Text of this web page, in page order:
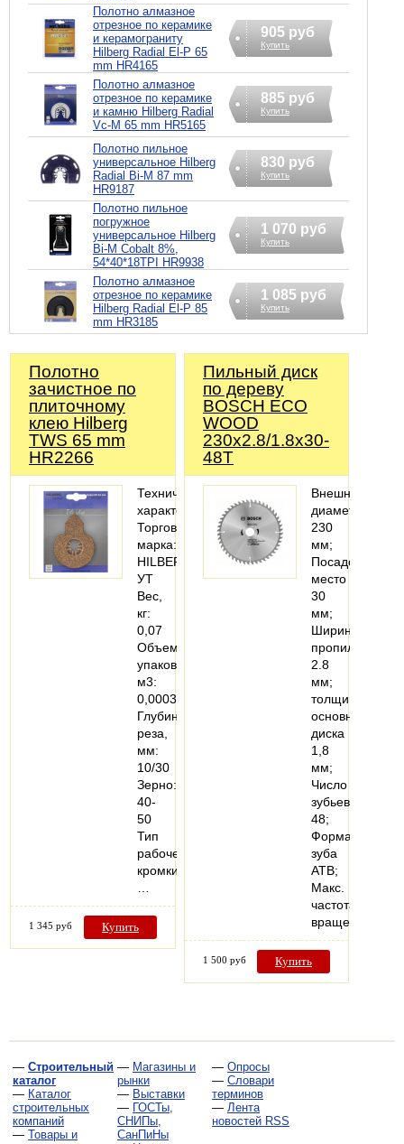
Полотно алмазное
отрезное по керамике
и керамограниту
Hilberg Radial El-P 65
mm HR4165
905 руб
Купить
Полотно алмазное
отрезное по керамике
и камню Hilberg Radial
Vc-M 65 mm HR5165
885 руб
Купить
Полотно пильное
универсальное Hilberg
Radial Bi-M 87 mm
HR9187
830 руб
Купить
Полотно пильное
погружное
универсальное Hilberg
Bi-M Cobalt 8%,
54*40*18TPI HR9938
1 070 руб
Купить
Полотно алмазное
отрезное по керамике
Hilberg Radial El-P 85
mm HR3185
1 085 руб
Купить
Полотно
зачистное по
плиточному
клею Hilberg
TWS 65 mm
HR2266
Технические
характеристики
Торговая
марка:
HILBERG
УТ
Вес,
кг:
0,07
Объем
упаковки,
м3:
0,000384
Глубина
реза,
мм:
10/30
Зерно:
40-
50
Тип
рабочей
кромки:
1 345 руб Купить
Пильный диск
по дереву
BOSCH ECO
WOOD
230x2.8/1.8x30-
48T
Внешний
диаметр
230
мм;
Посадочное
место
30
мм;
Ширина
пропила
2.8
мм;
толщина
основного
диска
1,8
мм;
Число
зубьев
48;
Форма
зуба
ATB;
Макс.
частота
вращения…
1 500 руб Купить
— Строительный
каталог
— Каталог
строительных
компаний
— Товары и
— Магазины и
рынки
— Выставки
— ГОСТы,
СНИПы,
СанПиНы
— Опросы
— Словари
терминов
— Лента
новостей RSS